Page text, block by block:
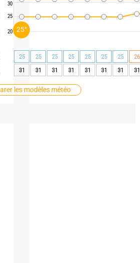
les modèles météo
30
25
20
25 25 25 25 25 25 25
26
31
31 31 31 31 31 31 31
25°